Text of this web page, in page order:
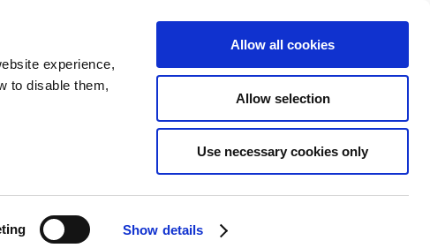
experience,
to disable them,
Show details
Allow all cookies
Allow selection
Use necessary cookies only